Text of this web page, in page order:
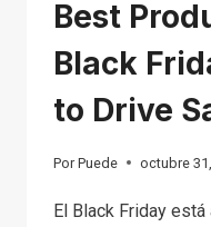
Best
Black
to Drive
Por Puede octubre
El Black Friday